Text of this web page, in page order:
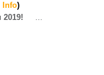
Info)
...